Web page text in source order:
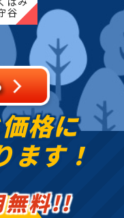
谷
、桜
市、
代
抜
格に
ます！
無料!!